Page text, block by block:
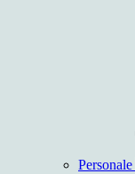
Personale